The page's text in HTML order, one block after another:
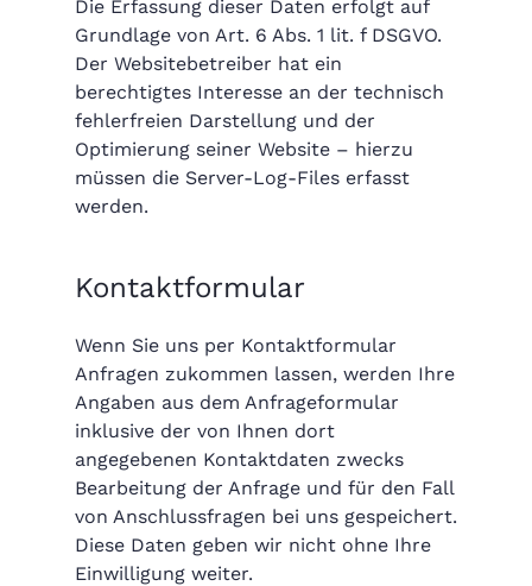
Die Erfassung dieser Daten erfolgt auf
Grundlage von Art. 6 Abs. 1 lit. f DSGVO.
Der Websitebetreiber hat ein
berechtigtes Interesse an der technisch
fehlerfreien Darstellung und der
Optimierung seiner Website – hierzu
müssen die Server-Log-Files erfasst
werden.
Kontaktformular
Wenn Sie uns per Kontaktformular
Anfragen zukommen lassen, werden Ihre
Angaben aus dem Anfrageformular
inklusive der von Ihnen dort
angegebenen Kontaktdaten zwecks
Bearbeitung der Anfrage und für den Fall
von Anschlussfragen bei uns gespeichert.
Diese Daten geben wir nicht ohne Ihre
Einwilligung weiter.